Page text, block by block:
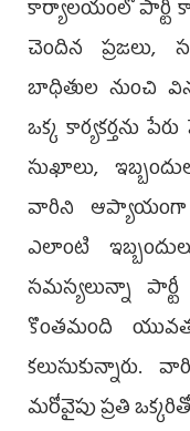
కార్యాలయంలో పార్టీ
చెందిన ప్రజలు,
బాధితుల నుంచి
ఒక్క కార్యకర్తను
సుఖాలు,
వారిని ఆప్యాయంగా
ఎలాంటి
సమస్యలున్నా
కొంతమంది
కలుసుకున్నారు.
మరోవైపు ప్రతి